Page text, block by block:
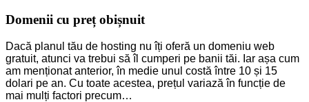
Domenii cu preț obișnuit
Dacă planul tău de hosting nu îți oferă un domeniu web
gratuit, atunci va trebui să îl cumperi pe banii tăi. Iar așa cum
am menționat anterior, în medie unul costă între 10 și 15
dolari pe an. Cu toate acestea, prețul variază în funcție de
mai mulți factori precum…